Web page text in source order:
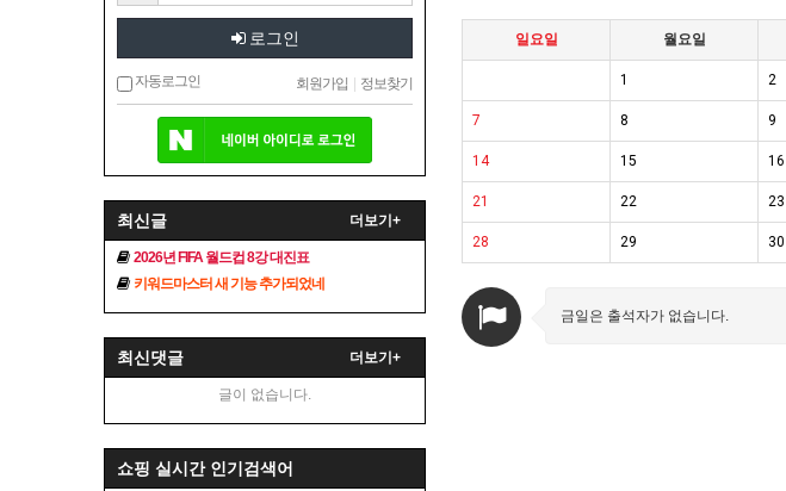
일요일 월요일
1 2
7 8 9
14 15 16
21 22 23
28 29 30
금일은 출석자가 없습니다.
로그인
자동로그인 회원가입 정보찾기
최신글 더보기+
2026년 FIFA 월드컵 8강 대진표
키워드마스터 새 기능 추가되었네
최신댓글 더보기+
글이 없습니다.
쇼핑 실시간 인기검색어